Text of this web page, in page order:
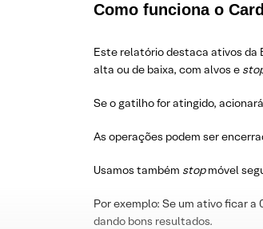
Como funciona o
Este relatório destaca ativos da
alta ou de baixa, com alvos e
Se o gatilho for atingido,
As operações podem ser
Usamos também stopmóvel
Por exemplo: Se um ativo ficar a
dando bons resultados.